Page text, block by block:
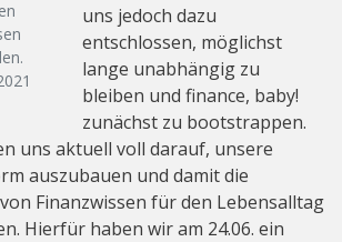
uns jedoch dazu
entschlossen, möglichst
lange unabhängig zu
bleiben und finance, baby!
zunächst zu bootstrappen.
uns aktuell voll darauf, unsere
auszubauen und damit die
Finanzwissen für den Lebensalltag
Hierfür haben wir am 24.06. ein